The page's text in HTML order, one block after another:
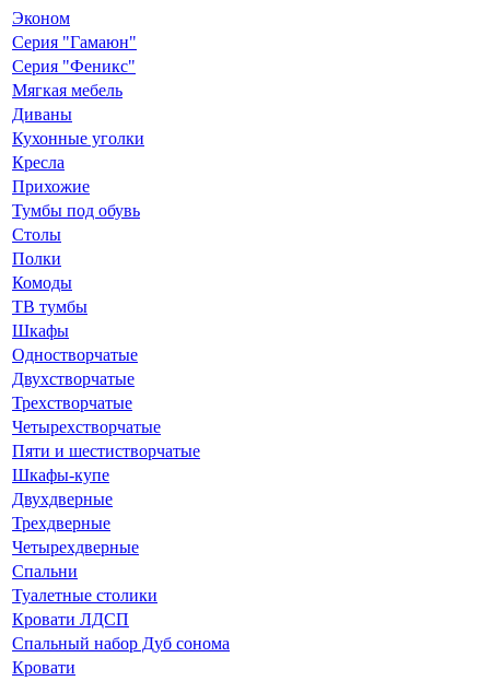
Эконом
Серия "Гамаюн"
Серия "Феникс"
Мягкая мебель
Диваны
Кухонные уголки
Кресла
Прихожие
Тумбы под обувь
Столы
Полки
Комоды
ТВ тумбы
Шкафы
Одностворчатые
Двухстворчатые
Трехстворчатые
Четырехстворчатые
Пяти и шестистворчатые
Шкафы-купе
Двухдверные
Трехдверные
Четырехдверные
Спальни
Туалетные столики
Кровати ЛДСП
Спальный набор Дуб сонома
Кровати